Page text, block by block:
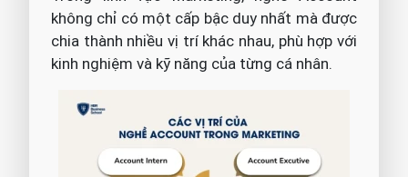
không chỉ có một cấp bậc duy nhất mà được
chia thành nhiều vị trí khác nhau, phù hợp với
kinh nghiệm và kỹ năng của từng cá nhân.